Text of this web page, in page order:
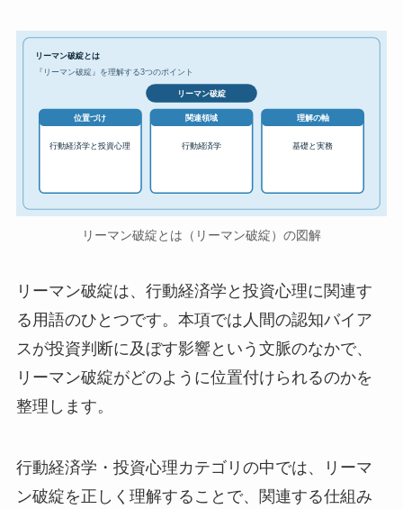
リーマン破綻とは
『リーマン破綻』を理解する3つのポイント
リーマン破綻
位置づけ
行動経済学と投資心理
関連領域
行動経済学
理解の軸
基礎と実務
リーマン破綻とは（リーマン破綻）の図解
リーマン破綻は、行動経済学と投資心理に関連す
る用語のひとつです。本項では人間の認知バイア
スが投資判断に及ぼす影響という文脈のなかで、
リーマン破綻がどのように位置付けられるのかを
整理します。
行動経済学・投資心理カテゴリの中では、リーマ
ン破綻を正しく理解することで、関連する仕組み